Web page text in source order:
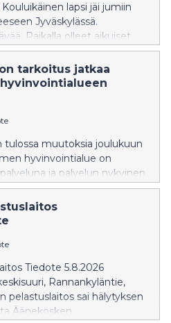
lapsi jäi jumiin
Jyväskylässä.
Paikalla olleet aikuiset
telineestä. Pelastustoimi ei
tarkoitus jatkaa
tulossa muutoksia joulukuun
hyvinvointialue on
ja palvelun nykyinen
ry on irtisanonut
Asumispäivystyksessä
Tiedote 5.8.2026
Rannankyläntie,
pelastuslaitos sai hälytyksen
Äänekosken